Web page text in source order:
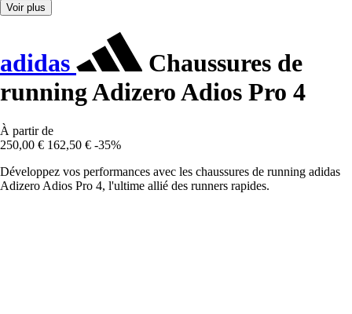
Voir plus
adidas
Chaussures de
running Adizero Adios Pro 4
À partir de
250,00 € 162,50 € -35%
Développez vos performances avec les chaussures de running adidas
Adizero Adios Pro 4, l'ultime allié des runners rapides.